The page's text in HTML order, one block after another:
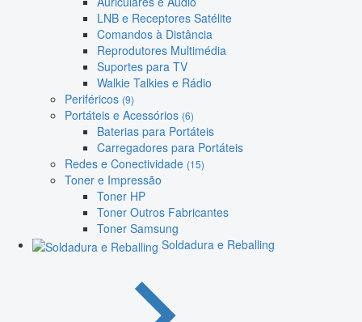
LNB e Receptores Satélite
Comandos à Distância
Reprodutores Multimédia
Suportes para TV
Walkie Talkies e Rádio
Periféricos (9)
Portáteis e Acessórios (6)
Baterias para Portáteis
Carregadores para Portáteis
Redes e Conectividade (15)
Toner e Impressão
Toner HP
Toner Outros Fabricantes
Toner Samsung
Soldadura e Reballing